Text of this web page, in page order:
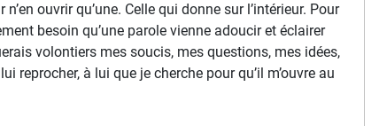
ouvrir qu’une. Celle qui donne sur l’intérieur. Pour
besoin qu’une parole vienne adoucir et éclairer
volontiers mes soucis, mes questions, mes idées,
reprocher, à lui que je cherche pour qu’il m’ouvre au